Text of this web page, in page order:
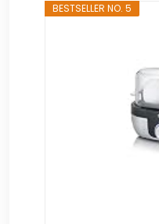
BESTSELLER NO. 5